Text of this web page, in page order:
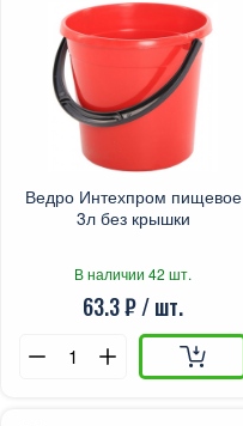
Ведро Интехпром пищевое
3л без крышки
В наличии 42 шт.
63.3 ₽ / шт.